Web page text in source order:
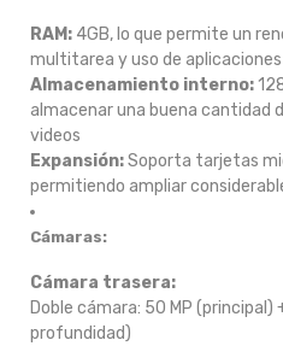
RAM: 4GB, lo que permite un
multitarea y uso de
Almacenamiento interno:
almacenar una buena cantidad
videos
Expansión:Soporta tarjetas
permitiendo ampliar
Cámaras:
Cámara trasera:
Doble cámara: 50 MP (principal)
profundidad)